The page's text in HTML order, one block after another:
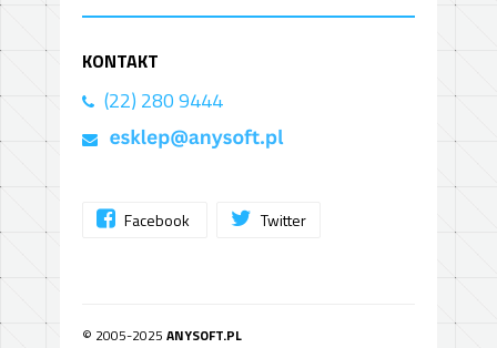
KONTAKT
(22) 280 9444
Facebook Twitter
© 2005-2025 ANYSOFT.PL